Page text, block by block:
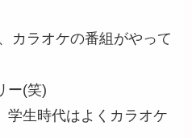
カラオケの番組がやって
ー(笑)
学生時代はよくカラオケ